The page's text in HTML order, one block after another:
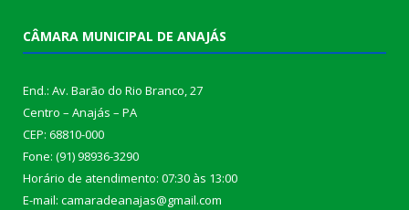
CÂMARA MUNICIPAL DE ANAJÁS
End.: Av. Barão do Rio Branco, 27
Centro – Anajás – PA
CEP: 68810-000
Fone: (91) 98936-3290
Horário de atendimento: 07:30 às 13:00
E-mail: camaradeanajas@gmail.com